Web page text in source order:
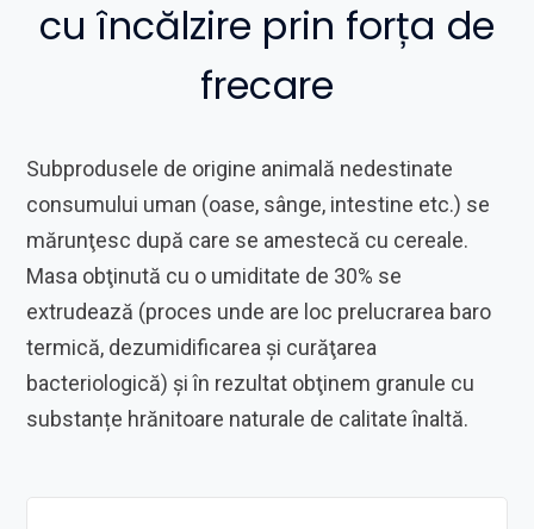
cu încălzire prin forța de
frecare
Subprodusele de origine animală nedestinate
consumului uman (oase, sânge, intestine etc.) se
mărunţesc după care se amestecă cu cereale.
Masa obţinută cu o umiditate de 30% se
extrudează (proces unde are loc prelucrarea baro
termică, dezumidificarea şi curăţarea
bacteriologică) şi în rezultat obţinem granule cu
substanțe hrănitoare naturale de calitate înaltă.